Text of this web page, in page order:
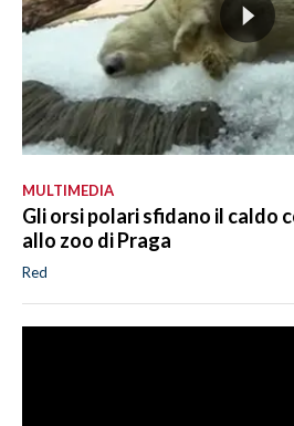
MULTIMEDIA
Gli orsi polari sfidano il caldo
allo zoo di Praga
Red